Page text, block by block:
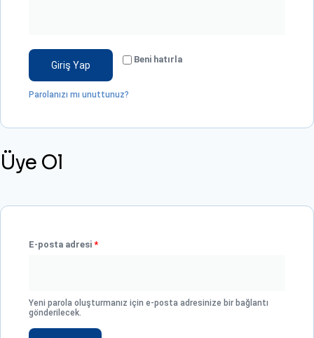
Beni hatırla
Giriş Yap
Parolanızı mı unuttunuz?
Üye Ol
E-posta adresi *
Yeni parola oluşturmanız için e-posta adresinize bir bağlantı
gönderilecek.